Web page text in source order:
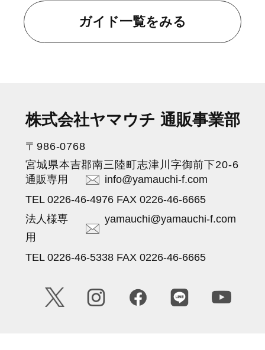
ガイド一覧をみる
株式会社ヤマウチ 通販事業部
〒986-0768
宮城県本吉郡南三陸町志津川字御前下20-6
通販専用
info@yamauchi-f.com
TEL 0226-46-4976 FAX 0226-46-6665
法人様専
用
yamauchi@yamauchi-f.com
TEL 0226-46-5338 FAX 0226-46-6665